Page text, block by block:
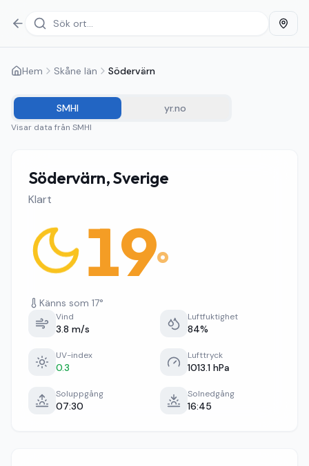
Hem Skåne län Södervärn
SMHI yr.no
Visar data från SMHI
Södervärn, Sverige
Klart
19°
Känns som 17°
Vind
3.8 m/s
Luftfuktighet
84%
UV-index
0.3
Lufttryck
1013.1 hPa
Soluppgång
07:30
Solnedgång
16:45